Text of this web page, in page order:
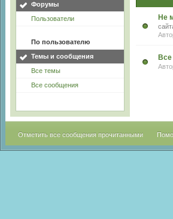
Форумы
Пользователи
По пользователю
Темы и сообщения
Все темы
Все сообщения
Не
Отметить все сообщения прочитанными